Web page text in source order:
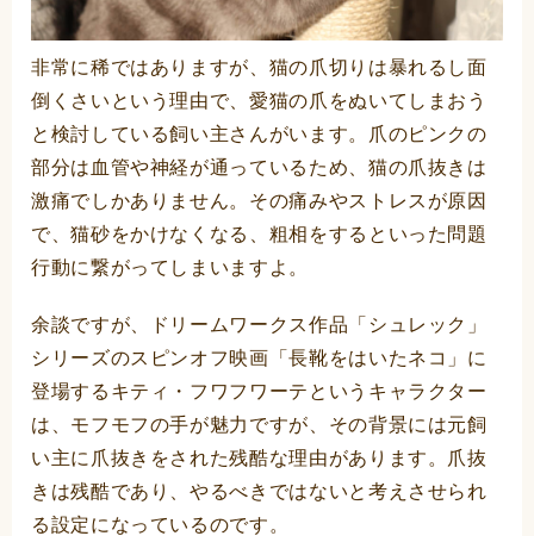
非常に稀ではありますが、猫の爪切りは暴れるし面
倒くさいという理由で、愛猫の爪をぬいてしまおう
と検討している飼い主さんがいます。爪のピンクの
部分は血管や神経が通っているため、猫の爪抜きは
激痛でしかありません。その痛みやストレスが原因
で、猫砂をかけなくなる、粗相をするといった問題
行動に繋がってしまいますよ。
余談ですが、ドリームワークス作品「シュレック」
シリーズのスピンオフ映画「長靴をはいたネコ」に
登場するキティ・フワフワーテというキャラクター
は、モフモフの手が魅力ですが、その背景には元飼
い主に爪抜きをされた残酷な理由があります。爪抜
きは残酷であり、やるべきではないと考えさせられ
る設定になっているのです。